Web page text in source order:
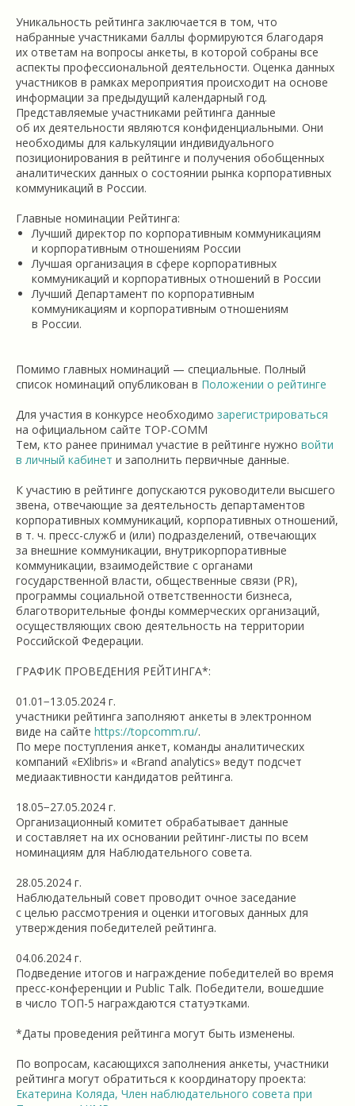
Уникальность рейтинга заключается в том, что
набранные участниками баллы формируются благодаря
их ответам на вопросы анкеты, в которой собраны все
аспекты профессиональной деятельности. Оценка данных
участников в рамках мероприятия происходит на основе
информации за предыдущий календарный год.
Представляемые участниками рейтинга данные
об их деятельности являются конфиденциальными. Они
необходимы для калькуляции индивидуального
позиционирования в рейтинге и получения обобщенных
аналитических данных о состоянии рынка корпоративных
коммуникаций в России.
Главные номинации Рейтинга:
Лучший директор по корпоративным коммуникациям
и корпоративным отношениям России
Лучшая организация в сфере корпоративных
коммуникаций и корпоративных отношений в России
Лучший Департамент по корпоративным
коммуникациям и корпоративным отношениям
в России.
Помимо главных номинаций — специальные. Полный
список номинаций опубликован в Положении о рейтинге
Для участия в конкурсе необходимо зарегистрироваться
на официальном сайте TOP-COMM
Тем, кто ранее принимал участие в рейтинге нужно войти
в личный кабинет и заполнить первичные данные.
К участию в рейтинге допускаются руководители высшего
звена, отвечающие за деятельность департаментов
корпоративных коммуникаций, корпоративных отношений,
в т. ч. пресс-служб и (или) подразделений, отвечающих
за внешние коммуникации, внутрикорпоративные
коммуникации, взаимодействие с органами
государственной власти, общественные связи (PR),
программы социальной ответственности бизнеса,
благотворительные фонды коммерческих организаций,
осуществляющих свою деятельность на территории
Российской Федерации.
ГРАФИК ПРОВЕДЕНИЯ РЕЙТИНГА*:
01.01−13.05.2024 г.
участники рейтинга заполняют анкеты в электронном
виде на сайте https://topcomm.ru/.
По мере поступления анкет, команды аналитических
компаний «EXlibris» и «Brand analytics» ведут подсчет
медиаактивности кандидатов рейтинга.
18.05−27.05.2024 г.
Организационный комитет обрабатывает данные
и составляет на их основании рейтинг-листы по всем
номинациям для Наблюдательного совета.
28.05.2024 г.
Наблюдательный совет проводит очное заседание
с целью рассмотрения и оценки итоговых данных для
утверждения победителей рейтинга.
04.06.2024 г.
Подведение итогов и награждение победителей во время
пресс-конференции и Publiс Talk. Победители, вошедшие
в число ТОП-5 награждаются статуэтками.
*Даты проведения рейтинга могут быть изменены.
По вопросам, касающихся заполнения анкеты, участники
рейтинга могут обратиться к координатору проекта:
Екатерина Коляда, Член наблюдательного совета при